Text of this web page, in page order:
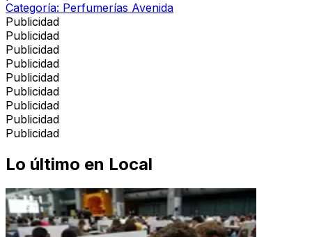
Categoría: Perfumerías Avenida
Publicidad
Publicidad
Publicidad
Publicidad
Publicidad
Publicidad
Publicidad
Publicidad
Publicidad
Lo último en Local